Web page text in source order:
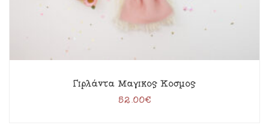
Γιρλάντα Μαγικός Κόσμος
52.00€